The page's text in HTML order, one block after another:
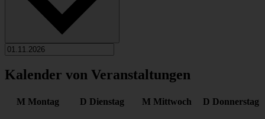
Kalender von Veranstaltungen
M Montag D Dienstag M Mittwoch D Donnerstag